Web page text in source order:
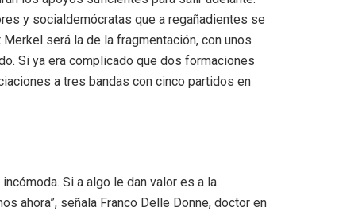
y socialdemócratas que a regañadientes se
será la de la fragmentación, con unos
Si ya era complicado que dos formaciones
a tres bandas con cinco partidos en
Si a algo le dan valor es a la
ahora”, señala Franco Delle Donne, doctor en